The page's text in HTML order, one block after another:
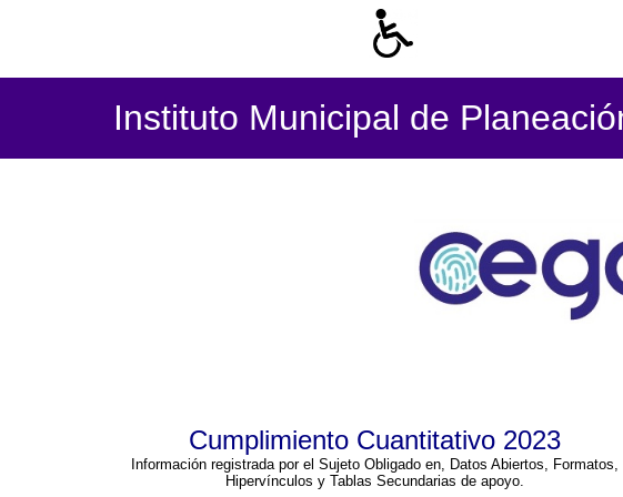
Instituto Municipal de
Cumplimiento Cuantitativo 2023
Información registrada por el Sujeto Obligado en, Datos Abiertos, Formatos,
Hipervínculos y Tablas Secundarias de apoyo.